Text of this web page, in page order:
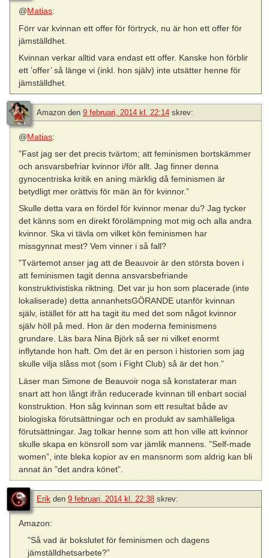
@Matias:
Förr var kvinnan ett offer för förtryck, nu är hon ett offer för
jämställdhet.
Kvinnan verkar alltid vara endast ett offer. Kanske hon förblir
ett ’offer’ så länge vi (inkl. hon själv) inte utsätter henne för
jämställdhet.
Amazon den 9 februari, 2014 kl. 22:14 skrev:
@Matias:
”Fast jag ser det precis tvärtom; att feminismen bortskämmer
och ansvarsbefriar kvinnor i/för allt. Jag finner denna
gynocentriska kritik en aning märklig då feminismen är
betydligt mer orättvis för män än för kvinnor.”
Skulle detta vara en fördel för kvinnor menar du? Jag tycker
det känns som en direkt förolämpning mot mig och alla andra
kvinnor. Ska vi tävla om vilket kön feminismen har
missgynnat mest? Vem vinner i så fall?
”Tvärtemot anser jag att de Beauvoir är den största boven i
att feminismen tagit denna ansvarsbefriande
konstruktivistiska riktning. Det var ju hon som placerade (inte
lokaliserade) detta annanhetsGÖRANDE utanför kvinnan
själv, istället för att ha tagit itu med det som något kvinnor
själv höll på med. Hon är den moderna feminismens
grundare. Läs bara Nina Björk så ser ni vilket enormt
inflytande hon haft. Om det är en person i historien som jag
skulle vilja slåss mot (som i Fight Club) så är det hon.”
Läser man Simone de Beauvoir noga så konstaterar man
snart att hon långt ifrån reducerade kvinnan till enbart social
konstruktion. Hon såg kvinnan som ett resultat både av
biologiska förutsättningar och en produkt av samhälleliga
förutsättningar. Jag tolkar henne som att hon ville att kvinnor
skulle skapa en könsroll som var jämlik mannens. ”Self-made
women”, inte bleka kopior av en mansnorm som aldrig kan bli
annat än ”det andra könet”.
Erik den 9 februari, 2014 kl. 22:38 skrev:
Amazon:
”Så vad är bokslutet för feminismen och dagens
jämställdhetsarbete?”